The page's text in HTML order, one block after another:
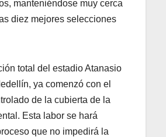
manteniéndose muy cerca
diez mejores selecciones
total del estadio Atanasio
ya comenzó con el
de la cubierta de la
Esta labor se hará
que no impedirá la